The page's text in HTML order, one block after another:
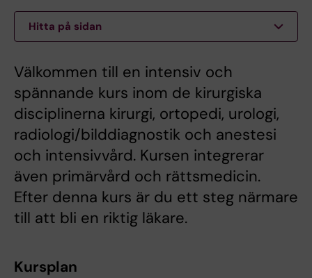
Hitta på sidan
Välkommen till en intensiv och
spännande kurs inom de kirurgiska
disciplinerna kirurgi, ortopedi, urologi,
radiologi/bilddiagnostik och anestesi
och intensivvård. Kursen integrerar
även primärvård och rättsmedicin.
Efter denna kurs är du ett steg närmare
till att bli en riktig läkare.
Kursplan